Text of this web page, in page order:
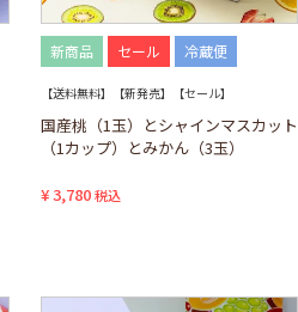
新商品 セール 冷蔵便
【送料無料】【新発売】【セール】
国産桃（1玉）とシャインマスカット
（1カップ）とみかん（3玉）
¥3,780税込